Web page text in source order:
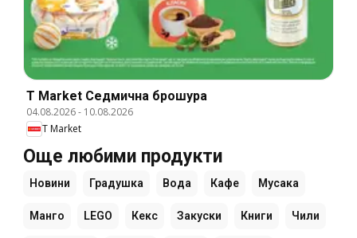
T Market Cедмична брошура
04.08.2026- 10.08.2026
T Market
Още любими продукти
Новини Градушка Вода Кафе Мусака
Манго LEGO Кекс Закуски Книги Чили